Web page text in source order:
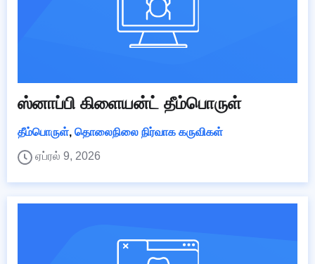
ஸ்னாப்பி கிளையன்ட் தீம்பொருள்
தீம்பொருள், தொலைநிலை நிர்வாக கருவிகள்
ஏப்ரல் 9, 2026